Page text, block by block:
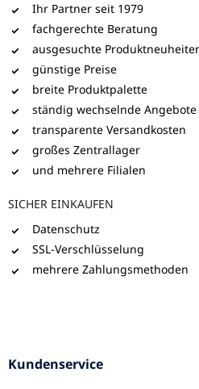
Ihr Partner seit 1979
fachgerechte Beratung
ausgesuchte
günstige Preise
breite Produktpalette
ständig wechselnde Angebote
transparente Versandkosten
großes Zentrallager
und mehrere Filialen
SICHER EINKAUFEN
Datenschutz
SSL-Verschlüsselung
mehrere Zahlungsmethoden
Kundenservice